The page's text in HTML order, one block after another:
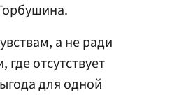
а не ради
отсутствует
для одной